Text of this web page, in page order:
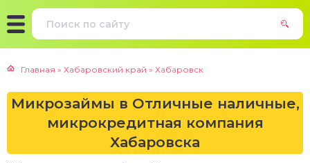
Главная » Хабаровский край » Хабаровск
Микрозаймы в Отличные наличные,
микрокредитная компания
Хабаровска